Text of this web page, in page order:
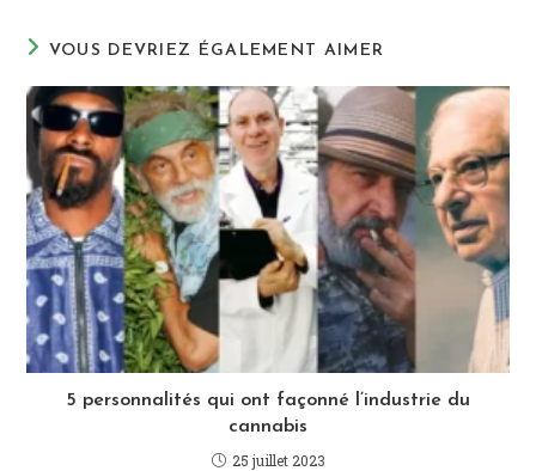
VOUS DEVRIEZ ÉGALEMENT AIMER
5 personnalités qui ont façonné l’industrie du
cannabis
25 juillet 2023